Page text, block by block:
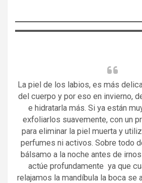
La piel de los labios, es más
del cuerpo y por eso en invierno,
e hidratarla más. Si ya están
exfoliarlos suavemente, con un
para eliminar la piel muerta y
perfumes ni activos. Sobre todo
bálsamo a la noche antes de
actúe profundamente ya que
relajamos la mandíbula la boca se